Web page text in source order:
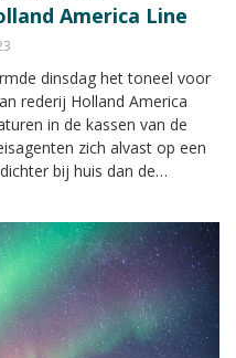
America Line
dinsdag het toneel voor
rederij Holland America
in de kassen van de
zich alvast op een
bij huis dan de